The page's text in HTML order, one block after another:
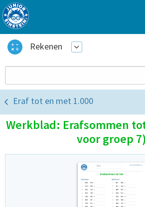
Rekenen
Eraf tot en met 1.000
Werkblad: Erafsommen
voor groep 7)